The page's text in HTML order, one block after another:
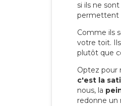
si ils ne
permettent
Comme ils
votre toit.
plutôt que
Optez pour
c'est la
nous, la
redonne un